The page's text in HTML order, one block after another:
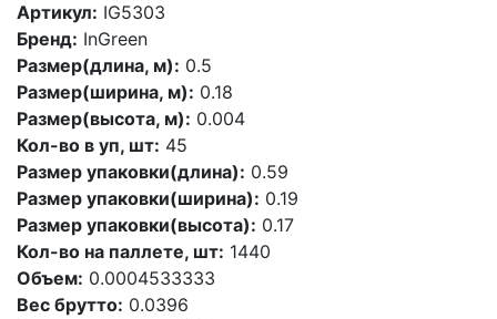
Артикул: IG5303
Бренд: InGreen
Размер(длина, м): 0.5
Размер(ширина, м): 0.18
Размер(высота, м): 0.004
Кол-во в уп, шт: 45
Размер упаковки(длина): 0.59
Размер упаковки(ширина): 0.19
Размер упаковки(высота): 0.17
Кол-во на паллете, шт: 1440
Объем: 0.0004533333
Вес брутто: 0.0396